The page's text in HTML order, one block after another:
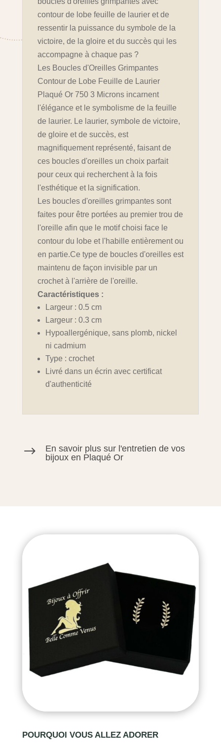
contour de lobe feuille de laurier et de
ressentir la puissance du symbole de la
victoire, de la gloire et du succès qui les
accompagne à chaque pas ?
Les Boucles d'Oreilles Grimpantes
Contour de Lobe Feuille de Laurier
Plaqué Or 750 3 Microns incarnent
l'élégance et le symbolisme de la feuille
de laurier. Le laurier, symbole de victoire,
de gloire et de succès, est
magnifiquement représenté, faisant de
ces boucles d'oreilles un choix parfait
pour ceux qui recherchent à la fois
l'esthétique et la signification.
Les boucles d'oreilles grimpantes sont
faites pour être portées au premier trou de
l'oreille afin que le motif choisi face le
contour du lobe et l'habille entièrement ou
en partie.Ce type de boucles d'oreilles est
maintenu de façon invisible par un
crochet à l'arrière de l'oreille.
Caractéristiques :
Largeur : 0.5 cm
Largeur : 0.3 cm
Hypoallergénique, sans plomb, nickel
ni cadmium
Type : crochet
Livré dans un écrin avec certificat
d'authenticité
$
En savoir plus sur l'entretien de vos
bijoux en Plaqué Or
POURQUOI VOUS ALLEZ ADORER